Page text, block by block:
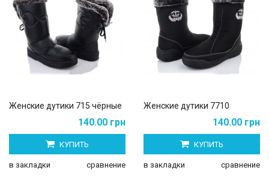
Женские дутики 715 чёрные
140.00 грн
КУПИТЬ
в закладки сравнение
Женские дутики 7710
140.00 грн
КУПИТЬ
в закладки сравнение